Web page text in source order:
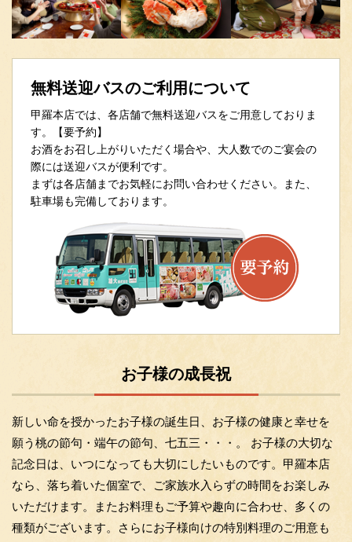
無料送迎バスのご利用について
甲羅本店では、各店舗で無料送迎バスをご用意しておりま
す。【要予約】
お酒をお召し上がりいただく場合や、大人数でのご宴会の
際には送迎バスが便利です。
まずは各店舗までお気軽にお問い合わせください。また、
駐車場も完備しております。
お子様の成長祝
新しい命を授かったお子様の誕生日、お子様の健康と幸せを
願う桃の節句・端午の節句、七五三・・・。 お子様の大切な
記念日は、いつになっても大切にしたいものです。甲羅本店
なら、落ち着いた個室で、ご家族水入らずの時間をお楽しみ
いただけます。またお料理もご予算や趣向に合わせ、多くの
種類がございます。さらにお子様向けの特別料理のご用意も